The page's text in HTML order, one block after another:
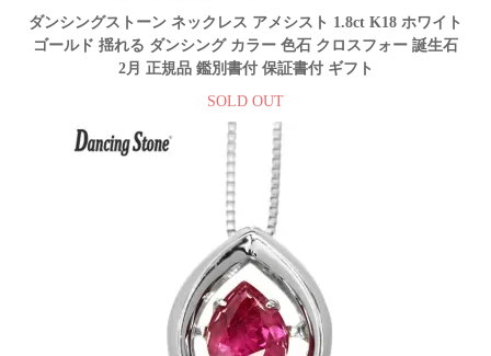
ダンシングストーン ネックレス アメシスト 1.8ct K18 ホワイト
ゴールド 揺れる ダンシング カラー 色石 クロスフォー 誕生石
2月 正規品 鑑別書付 保証書付 ギフト
SOLD OUT